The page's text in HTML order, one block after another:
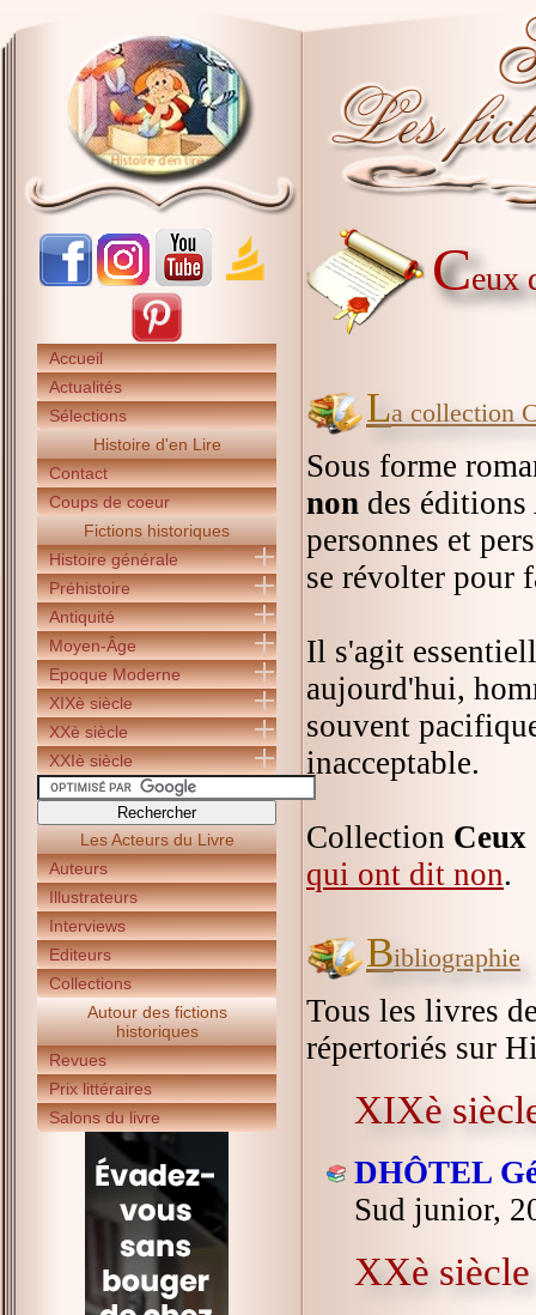
Accueil
Actualités
Sélections
Histoire d'en Lire
Contact
Coups de coeur
Fictions historiques
Histoire générale
Préhistoire
Antiquité
Moyen-Âge
Epoque Moderne
XIXè siècle
XXè siècle
XXIè siècle
Les Acteurs du Livre
Auteurs
Illustrateurs
Interviews
Editeurs
Collections
Autour des fictions
historiques
Revues
Prix littéraires
Salons du livre
Ceux
La collection
Sous forme
non des éditions
personnes et
se révolter pour
Il s'agit
aujourd'hui,
souvent
inacceptable.
Collection
qui ont dit non.
Bibliographie
Tous les livres
répertoriés sur
XIXè
DHÔTEL
Sud junior,
XXè siècle